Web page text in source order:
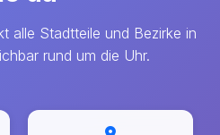
alle Stadtteile und Bezirke in
rund um die Uhr.